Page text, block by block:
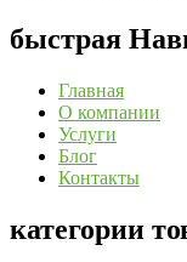
быстрая
Главная
О компании
Услуги
Блог
Контакты
категории